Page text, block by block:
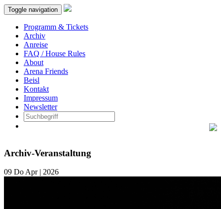
Toggle navigation
Programm & Tickets
Archiv
Anreise
FAQ / House Rules
About
Arena Friends
Beisl
Kontakt
Impressum
Newsletter
Archiv-Veranstaltung
09 DoApr | 2026